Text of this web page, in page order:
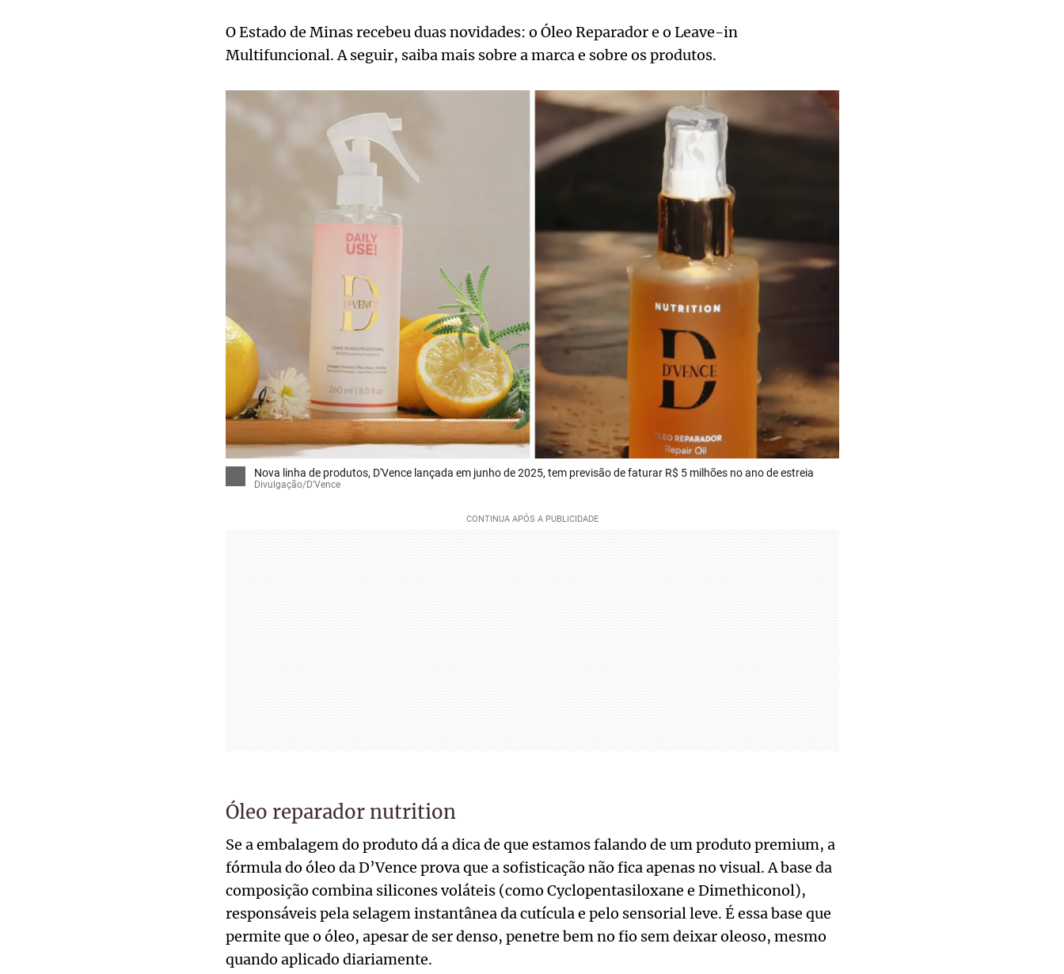
O Estado de Minas recebeu duas novidades: o Óleo Reparador e o Leave-in
Multifuncional. A seguir, saiba mais sobre a marca e sobre os produtos.
Nova linha de produtos, D'Vence lançada em junho de 2025, tem previsão de faturar R$ 5 milhões no ano de estreia
Divulgação/D'Vence
Óleo reparador nutrition
Se a embalagem do produto dá a dica de que estamos falando de um produto premium, a
fórmula do óleo da D’Vence prova que a sofisticação não fica apenas no visual. A base da
composição combina silicones voláteis (como Cyclopentasiloxane e Dimethiconol),
responsáveis pela selagem instantânea da cutícula e pelo sensorial leve. É essa base que
permite que o óleo, apesar de ser denso, penetre bem no fio sem deixar oleoso, mesmo
quando aplicado diariamente.